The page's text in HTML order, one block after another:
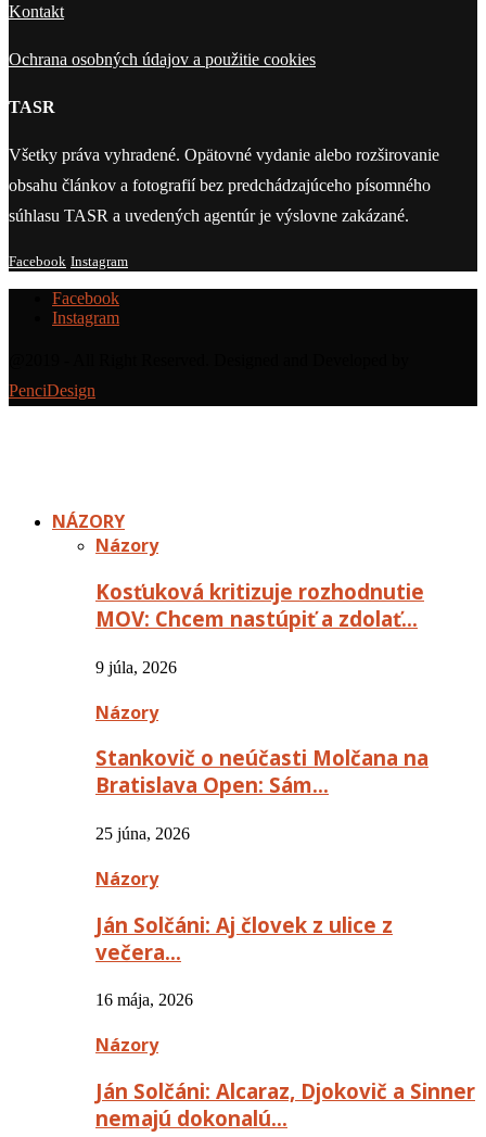
Kontakt
Ochrana osobných údajov a použitie cookies
TASR
Všetky práva vyhradené. Opätovné vydanie alebo rozširovanie
obsahu článkov a fotografií bez predchádzajúceho písomného
súhlasu TASR a uvedených agentúr je výslovne zakázané.
Facebook Instagram
Facebook
Instagram
PenciDesign
NÁZORY
Názory
Kosťuková kritizuje rozhodnutie
MOV: Chcem nastúpiť a zdolať…
9 júla, 2026
Názory
Stankovič o neúčasti Molčana na
Bratislava Open: Sám…
25 júna, 2026
Názory
Ján Solčáni: Aj človek z ulice z
večera…
16 mája, 2026
Názory
Ján Solčáni: Alcaraz, Djokovič a Sinner
nemajú dokonalú…